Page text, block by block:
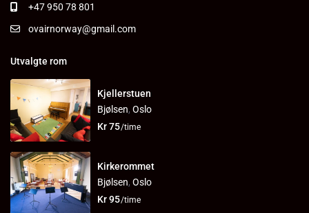
+47 950 78 801
ovairnorway@gmail.com
Utvalgte rom
Kjellerstuen
Bjølsen, Oslo
Kr 75/time
Kirkerommet
Bjølsen, Oslo
Kr 95/time